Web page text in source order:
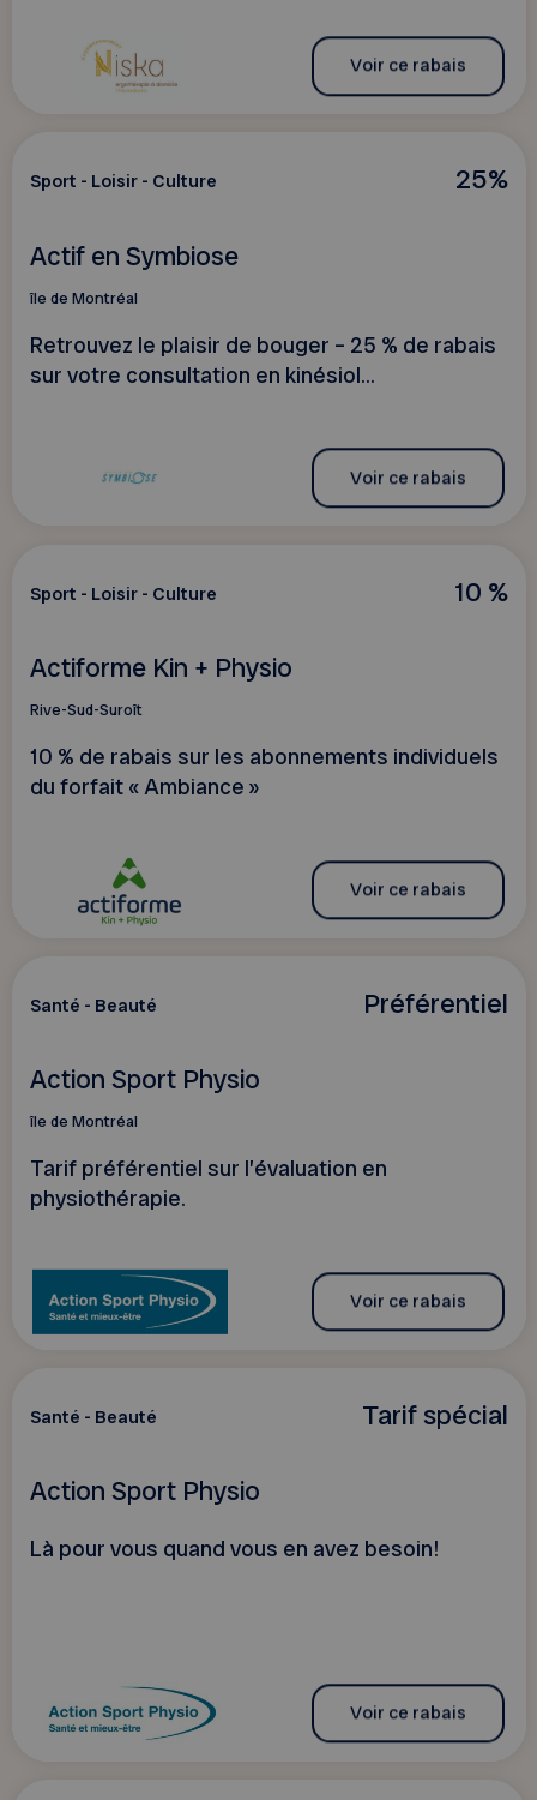
Voir ce rabais
25%
Sport - Loisir - Culture
Actif en Symbiose
île de Montréal
Retrouvez le plaisir de bouger – 25 % de rabais
sur votre consultation en kinésiol...
Voir ce rabais
10 %
Sport - Loisir - Culture
Actiforme Kin + Physio
Rive-Sud-Suroît
10 % de rabais sur les abonnements individuels
du forfait « Ambiance »
Voir ce rabais
Préférentiel
Santé - Beauté
Action Sport Physio
île de Montréal
Tarif préférentiel sur l’évaluation en
physiothérapie.
Voir ce rabais
Tarif spécial
Santé - Beauté
Action Sport Physio
Là pour vous quand vous en avez besoin!
Voir ce rabais